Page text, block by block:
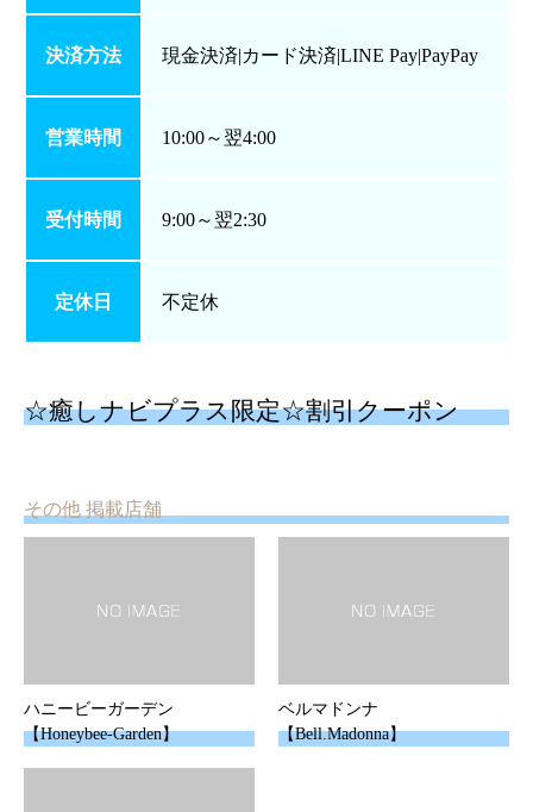
決済方法 現金決済|カード決済|LINE Pay|PayPay
営業時間 10:00～翌4:00
受付時間 9:00～翌2:30
定休日 不定休
☆癒しナビプラス限定☆割引クーポン
その他 掲載店舗
ハニービーガーデン
【Honeybee‐Garden】
ベルマドンナ
【Bell.Madonna】